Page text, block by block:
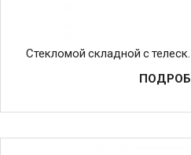
Стекломой складной с